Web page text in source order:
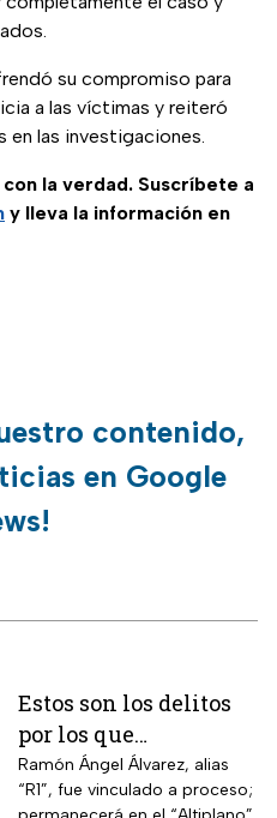
su compromiso para
a las víctimas y reiteró
en las investigaciones.
la verdad. Suscríbete a
y lleva la información en
contenido,
en Google
Estos son los delitos
por los que
vincularon a proceso
al “R1″, presunto autor
Ramón Ángel Álvarez, alias
“R1”, fue vinculado a proceso;